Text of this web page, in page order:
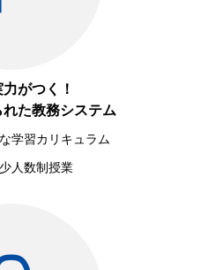
がつく！
た教務システム
学習カリキュラム
人数制授業